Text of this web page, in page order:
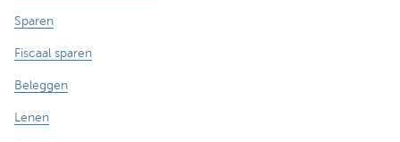
Sparen
Fiscaal sparen
Beleggen
Lenen